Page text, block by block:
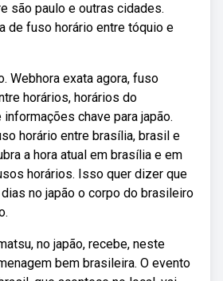
são paulo e outras cidades.
de fuso horário entre tóquio e
Webhora exata agora, fuso
horários, horários do
chave para japão.
horário entre brasília, brasil e
a hora atual em brasília e em
horários. Isso quer dizer que
no japão o corpo do brasileiro
no japão, recebe, neste
bem brasileira. O evento